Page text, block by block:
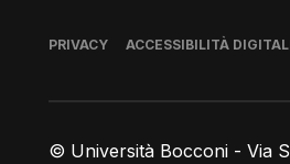
© Università Bocconi - Via
Piè di pagina
PRIVACY ACCESSIBILITÀ